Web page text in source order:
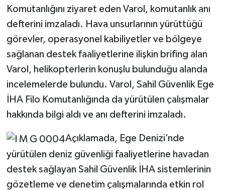
Komutanlığını ziyaret eden Varol, komutanlık anı
defterini imzaladı. Hava unsurlarının yürüttüğü
görevler, operasyonel kabiliyetler ve bölgeye
sağlanan destek faaliyetlerine ilişkin brifing alan
Varol, helikopterlerin konuşlu bulunduğu alanda
incelemelerde bulundu. Varol, Sahil Güvenlik Ege
İHA Filo Komutanlığında da yürütülen çalışmalar
hakkında bilgi aldı ve anı defterini imzaladı.
Açıklamada, Ege Denizi’nde
yürütülen deniz güvenliği faaliyetlerine havadan
destek sağlayan Sahil Güvenlik İHA sistemlerinin
gözetleme ve denetim çalışmalarında etkin rol